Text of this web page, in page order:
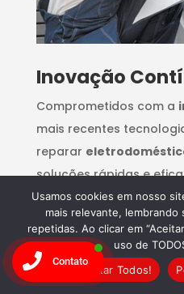
Inovação
Comprometidos com a
mais recentes
reparar
soluções rápidas e
problema.
Usamos cookies em nosso
mais relevante,
repetidas. Ao clicar em
uso de
Aceitar Todos!
Contato